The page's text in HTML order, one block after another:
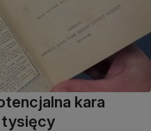
kara
tysięcy